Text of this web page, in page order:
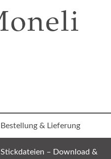
Bestellung & Lieferung
Stickdateien – Download &